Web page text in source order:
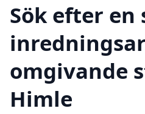
Sök efter en
omgivande
Himle